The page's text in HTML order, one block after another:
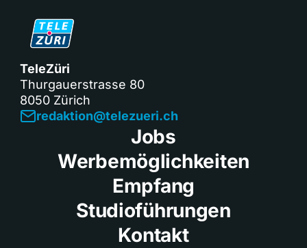
TeleZüri
Thurgauerstrasse 80
8050 Zürich
redaktion@telezueri.ch
Jobs
Werbemöglichkeiten
Empfang
Studioführungen
Kontakt